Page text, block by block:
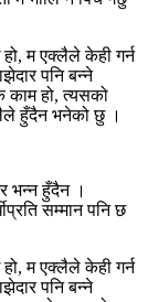
म एक्लैले केही गर्न
पनि बन्ने
काम हो, त्यसको
हुँदैन भनेको छु ।
भन्न हुँदैन ।
सम्मान पनि छ
म एक्लैले केही गर्न
पनि बन्ने